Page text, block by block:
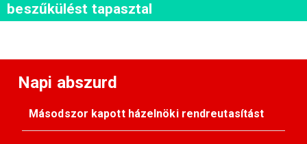
beszűkülést tapasztal
Napi abszurd
Másodszor kapott házelnöki rendreutasítást